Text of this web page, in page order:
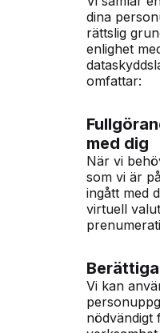
dina
rättslig
enlighet
omfattar:
med dig
När vi
som vi är
ingått med
virtuell
Vi kan
nödvändigt